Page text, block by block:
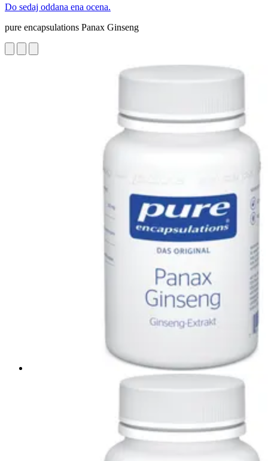
Do sedaj oddana ena ocena.
pure encapsulations Panax Ginseng